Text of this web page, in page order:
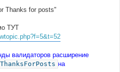
Thanks for posts"
ТУТ
валидаторов расширение
на